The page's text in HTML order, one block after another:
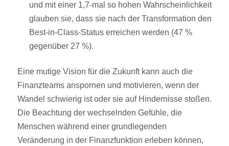
und mit einer 1,7-mal so hohen Wahrscheinlichkeit
glauben sie, dass sie nach der Transformation den
Best-in-Class-Status erreichen werden (47 %
gegenüber 27 %).
Eine mutige Vision für die Zukunft kann auch die
Finanzteams anspornen und motivieren, wenn der
Wandel schwierig ist oder sie auf Hindernisse stoßen.
Die Beachtung der wechselnden Gefühle, die
Menschen während einer grundlegenden
Veränderung in der Finanzfunktion erleben können,